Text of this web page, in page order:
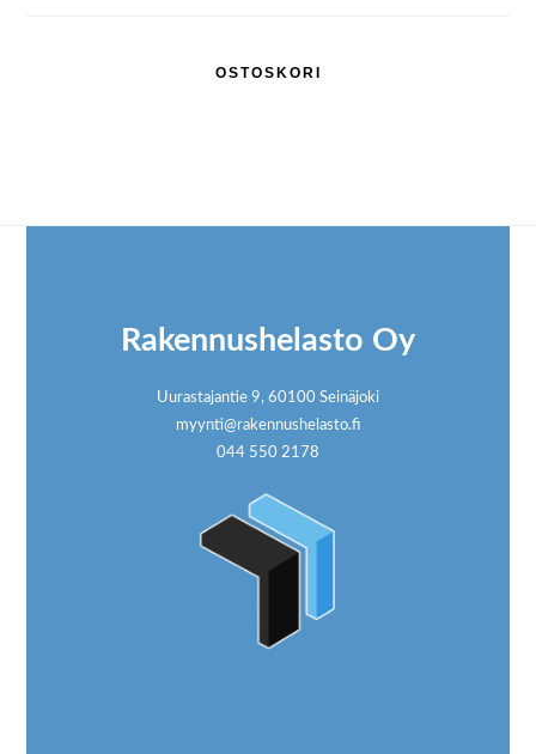
OSTOSKORI
Rakennushelasto Oy
Uurastajantie 9, 60100 Seinäjoki
myynti@rakennushelasto.fi
044 550 2178